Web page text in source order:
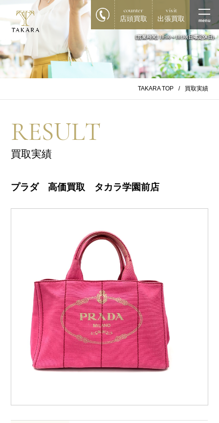
counter
店頭買取
visit
出張買取 menu
[営業時間] 10:00～18:30(日曜定休日)
TAKARA TOP 買取実績
RESULT
買取実績
プラダ 高価買取 タカラ学園前店